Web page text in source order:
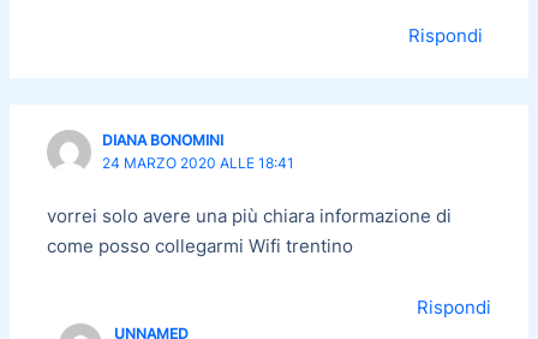
Rispondi
DIANA BONOMINI
24 MARZO 2020 ALLE 18:41
vorrei solo avere una più chiara informazione di
come posso collegarmi Wifi trentino
Rispondi
UNNAMED